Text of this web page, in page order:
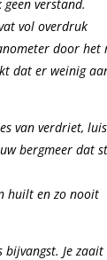
verstand.
vol overdruk
door het
dat er weinig
van verdriet,
bergmeer dat
huilt en zo nooit
bijvangst. Je